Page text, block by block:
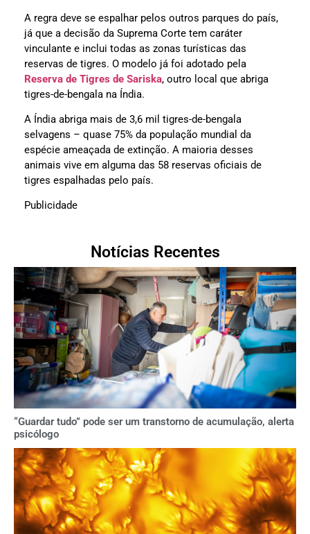
A regra deve se espalhar pelos outros parques do país,
já que a decisão da Suprema Corte tem caráter
vinculante e inclui todas as zonas turísticas das
reservas de tigres. O modelo já foi adotado pela
Reserva de Tigres de Sariska, outro local que abriga
tigres-de-bengala na Índia.
A Índia abriga mais de 3,6 mil tigres-de-bengala
selvagens – quase 75% da população mundial da
espécie ameaçada de extinção. A maioria desses
animais vive em alguma das 58 reservas oficiais de
tigres espalhadas pelo país.
Publicidade
Notícias Recentes
“Guardar tudo” pode ser um transtorno de acumulação, alerta
psicólogo